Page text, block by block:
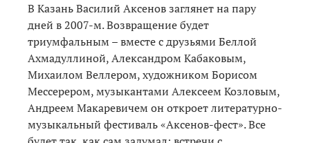
В Казань Василий Аксенов заглянет на пару
дней в 2007-м. Возвращение будет
триумфальным – вместе с друзьями Беллой
Ахмадуллиной, Александром Кабаковым,
Михаилом Веллером, художником Борисом
Мессерером, музыкантами Алексеем Козловым,
Андреем Макаревичем он откроет литературно-
музыкальный фестиваль «Аксенов-фест». Все